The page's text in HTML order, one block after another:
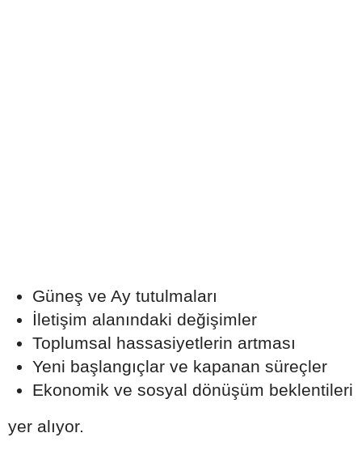
Güneş ve Ay tutulmaları
İletişim alanındaki değişimler
Toplumsal hassasiyetlerin artması
Yeni başlangıçlar ve kapanan süreçler
Ekonomik ve sosyal dönüşüm beklentileri
yer alıyor.